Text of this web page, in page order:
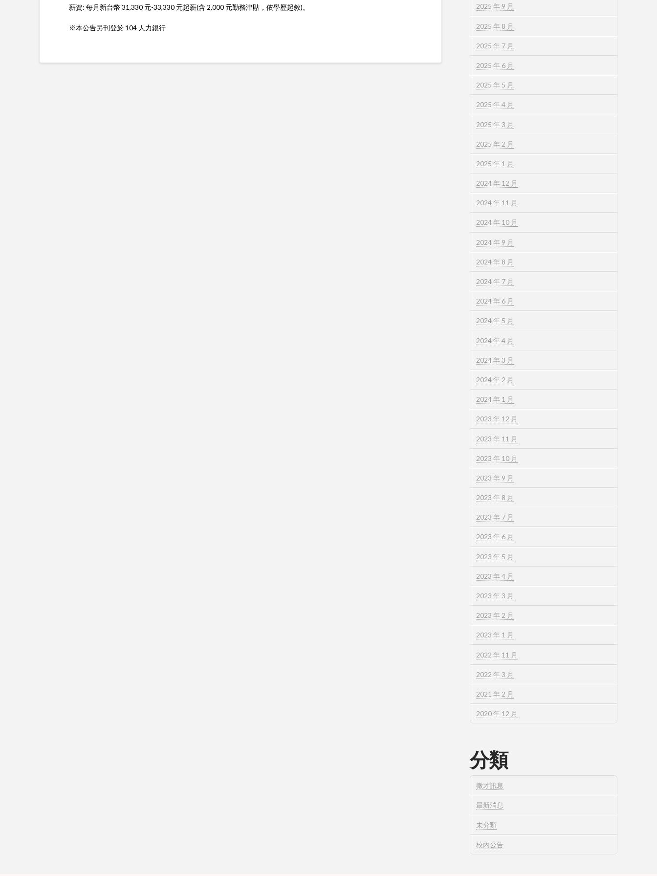
薪資: 每月新台幣 31,330 元-33,330 元起薪(含 2,000 元勤務津貼， 依學歷起敘)。
※本公告另刊登於 104 人力銀行
2025 年 9 月
2025 年 8 月
2025 年 7 月
2025 年 6 月
2025 年 5 月
2025 年 4 月
2025 年 3 月
2025 年 2 月
2025 年 1 月
2024 年 12 月
2024 年 11 月
2024 年 10 月
2024 年 9 月
2024 年 8 月
2024 年 7 月
2024 年 6 月
2024 年 5 月
2024 年 4 月
2024 年 3 月
2024 年 2 月
2024 年 1 月
2023 年 12 月
2023 年 11 月
2023 年 10 月
2023 年 9 月
2023 年 8 月
2023 年 7 月
2023 年 6 月
2023 年 5 月
2023 年 4 月
2023 年 3 月
2023 年 2 月
2023 年 1 月
2022 年 11 月
2022 年 3 月
2021 年 2 月
2020 年 12 月
分類
徵才訊息
最新消息
未分類
校內公告